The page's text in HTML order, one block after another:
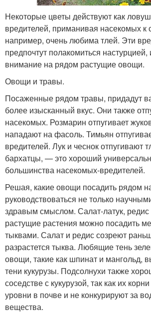
Некоторые цветы действуют как
вредителей, приманивая насекомых к
например, очень любима тлей. Эти
предпочтут полакомиться настурцией,
внимание на рядом растущие овощи.
Овощи и травы.
Посаженные рядом травы, придадут
более изысканный вкус. Они также
насекомых. Розмарин отпугивает
нападают на фасоль. Тимьян
вредителей. Лук и чеснок отпугивают
бархатцы, — это хороший
большинства насекомых-вредителей.
Решая, какие овощи посадить рядом
руководствоваться не только
здравым смыслом. Салат-латук, редис
растущие растения можно посадить
тыквами. Салат и редис созреют
разрастется тыква. Любящие тень
овощи, такие как шпинат и мангольд,
тени кукурузы. Подсолнухи также
соседстве с кукурузой, так как их
уровни в почве и не конкурируют за
вещества.